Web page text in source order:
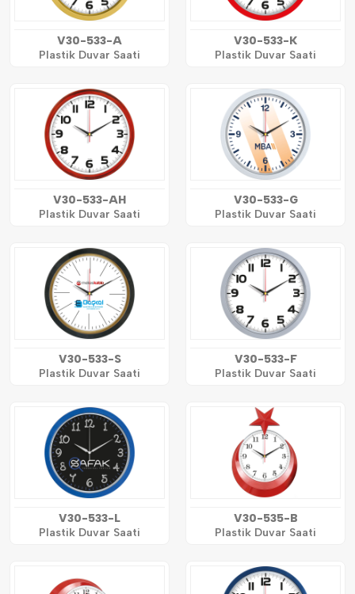
V30-533-A
Plastik Duvar Saati
V30-533-K
Plastik Duvar Saati
V30-533-AH
Plastik Duvar Saati
V30-533-G
Plastik Duvar Saati
V30-533-S
Plastik Duvar Saati
V30-533-F
Plastik Duvar Saati
V30-533-L
Plastik Duvar Saati
V30-535-B
Plastik Duvar Saati